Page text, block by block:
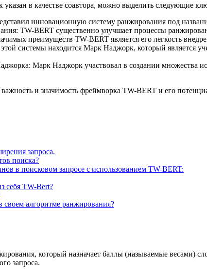
в качестве соавтора, можно выделить следующие
инновационную систему ранжирования под
TW-BERT существенно улучшает процессы
преимуществ TW-BERT является его легкость
системы находится Марк Наджорк, который является
Марк Наджорк участвовал в создании множества
и значимость фреймворка TW-BERT и его
запроса.
поиска?
в поисковом запросе с использованием TW-BERT:
себя TW-Bert?
своем алгоритме ранжирования?
который назначает баллы (называемые весами)
запроса.